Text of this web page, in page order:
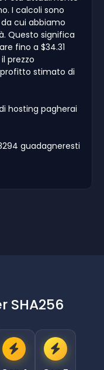
I calcoli sono
da cui abbiamo
Questo significa
fino a $34.31
prezzo
profitto stimato di
hosting pagherai
guadagneresti
SHA256